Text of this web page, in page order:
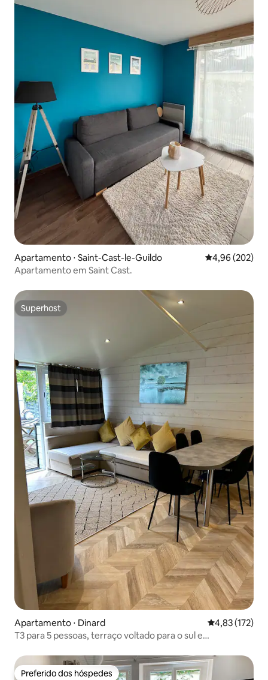
Apartamento ⋅ Saint-Cast-le-Guildo 4,96 de uma
4,96 (202)
Apartamento em Saint Cast.
Superhost
Superhost
Apartamento ⋅ Dinard 4,83 de uma
4,83 (172)
T3 para 5 pessoas, terraço voltado para o sul e
Preferido dos hóspedes